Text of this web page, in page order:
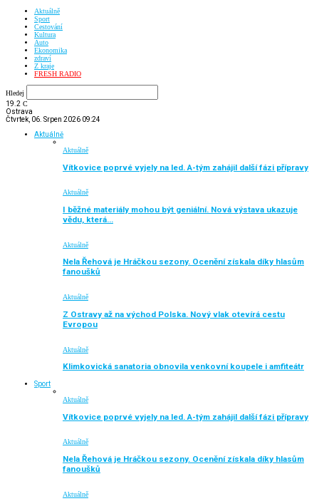
Aktuálně
Sport
Cestování
Kultura
Auto
Ekonomika
zdraví
Z kraje
FRESH RADIO
Hledej
19.2 C
Ostrava
Čtvrtek, 06. Srpen 2026 09:24
Aktuálně
Aktuálně
Vítkovice poprvé vyjely na led. A-tým zahájil další fázi přípravy
Aktuálně
I běžné materiály mohou být geniální. Nová výstava ukazuje
vědu, která…
Aktuálně
Nela Řehová je Hráčkou sezony. Ocenění získala díky hlasům
fanoušků
Aktuálně
Z Ostravy až na východ Polska. Nový vlak otevírá cestu
Evropou
Aktuálně
Klimkovická sanatoria obnovila venkovní koupele i amfiteátr
Sport
Aktuálně
Vítkovice poprvé vyjely na led. A-tým zahájil další fázi přípravy
Aktuálně
Nela Řehová je Hráčkou sezony. Ocenění získala díky hlasům
fanoušků
Aktuálně